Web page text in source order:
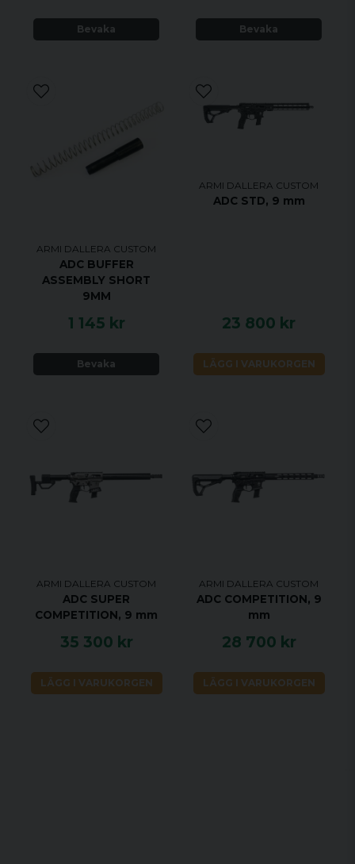
Bevaka Bevaka
ARMI DALLERA CUSTOM
ADC BUFFER
ASSEMBLY SHORT
9MM
1 145 kr
Bevaka
ARMI DALLERA CUSTOM
ADC STD, 9 mm
23 800 kr
LÄGG I VARUKORGEN
ARMI DALLERA CUSTOM
ADC SUPER
COMPETITION, 9 mm
35 300 kr
LÄGG I VARUKORGEN
ARMI DALLERA CUSTOM
ADC COMPETITION, 9
mm
28 700 kr
LÄGG I VARUKORGEN